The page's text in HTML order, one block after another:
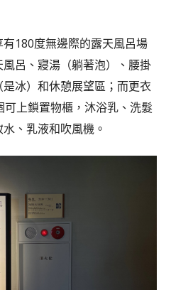
180度無邊際的露天風呂場
呂、寢湯（躺著泡）、腰掛
冰）和休憩展望區；而更衣
上鎖置物櫃，沐浴乳、洗髮
、乳液和吹風機。